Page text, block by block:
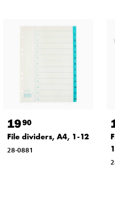
1990
File dividers, A4, 1-12
28-0881